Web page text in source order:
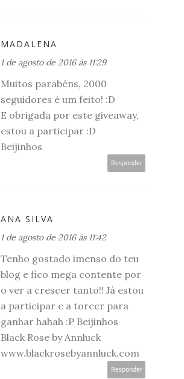
MADALENA
1 de agosto de 2016 às 11:29
Muitos parabéns, 2000
seguidores é um feito! :D
E obrigada por este giveaway,
estou a participar :D
Beijinhos
Responder
ANA SILVA
1 de agosto de 2016 às 11:42
Tenho gostado imenso do teu
blog e fico mega contente por
o ver a crescer tanto!! Já estou
a participar e a torcer para
ganhar hahah :P Beijinhos
Black Rose by Annluck
www.blackrosebyannluck.com
Responder